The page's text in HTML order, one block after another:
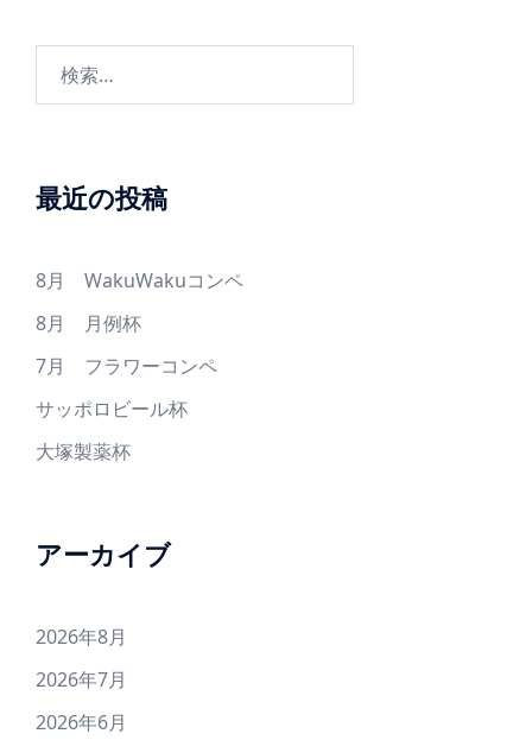
ョ
最近の投稿
8月 WakuWakuコンペ
8月 月例杯
7月 フラワーコンペ
サッポロビール杯
大塚製薬杯
アーカイブ
2026年8月
2026年7月
2026年6月